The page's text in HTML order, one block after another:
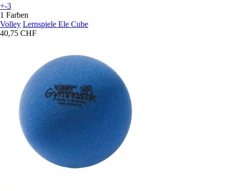
+-3
1 Farben
Volley Lernspiele Ele Cube
40,75 CHF